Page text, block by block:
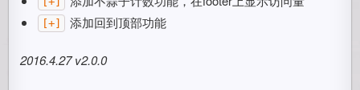
[+] 添加回到顶部功能
2016.4.27 v2.0.0